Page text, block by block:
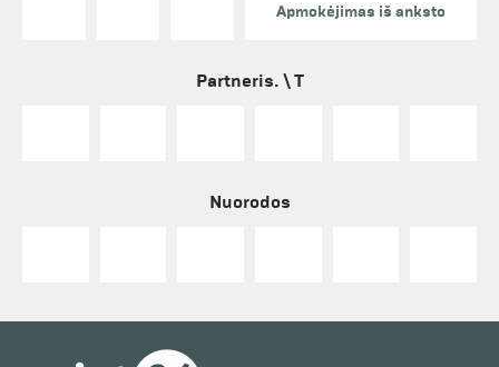
Apmokėjimas iš anksto
Partneris. \ T
Nuorodos